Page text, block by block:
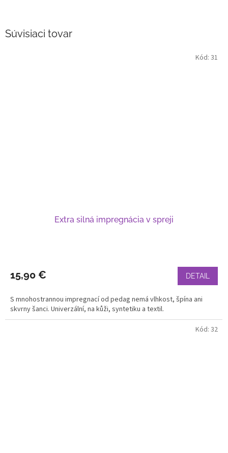
Súvisiaci tovar
Extra silná impregnácia v spreji
15,90 € DETAIL
S mnohostrannou impregnací od pedag nemá vlhkost, špína ani
skvrny šanci. Univerzální, na kůži, syntetiku a textil.
Kód: 31
Kód: 32